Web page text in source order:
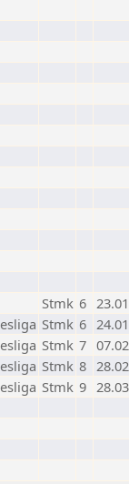
Stmk 6
Stmk 6
Stmk 7
Stmk 8
Stmk 9